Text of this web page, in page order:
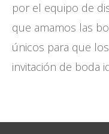
por el equipo de
que amamos las
únicos para que
invitación de boda